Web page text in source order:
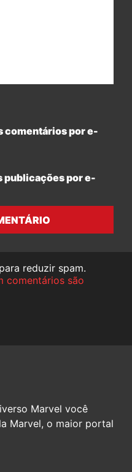
comentários por e-
publicações por e-
reduzir spam.
comentários são
Marvel você
Marvel, o maior portal